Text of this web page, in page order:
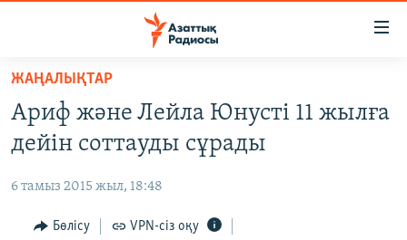
Skip
main
content
to
Navigation
ЖАҢАЛЫҚТАР
САЯСАТ
ҚАҢТАР ОҚИҒАСЫ
АДАМ ҚҰҚЫҚТАРЫ
ЖАҢАЛЫҚТАР
Ариф және Лейла Юнусті 11 жылға
дейін соттауды сұрады
6 тамыз 2015 жыл, 18:48
Бөлісу VPN-сіз оқу